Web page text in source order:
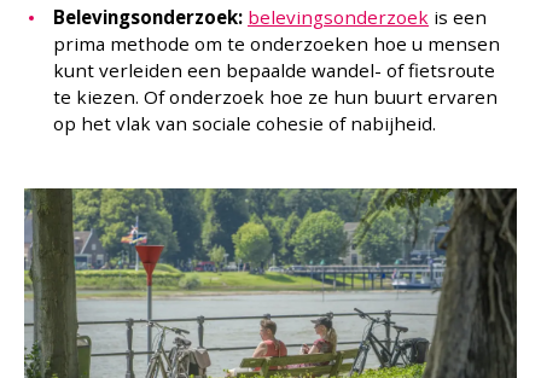
Belevingsonderzoek: belevingsonderzoek is een
prima methode om te onderzoeken hoe u mensen
kunt verleiden een bepaalde wandel- of fietsroute
te kiezen. Of onderzoek hoe ze hun buurt ervaren
op het vlak van sociale cohesie of nabijheid.